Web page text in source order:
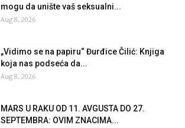
mogu da unište vaš seksualni...
Aug 8, 2026
„Vidimo se na papiru“ Đurđice Čilić: Knjiga
koja nas podseća da...
Aug 8, 2026
MARS U RAKU OD 11. AVGUSTA DO 27.
SEPTEMBRA: OVIM ZNACIMA...